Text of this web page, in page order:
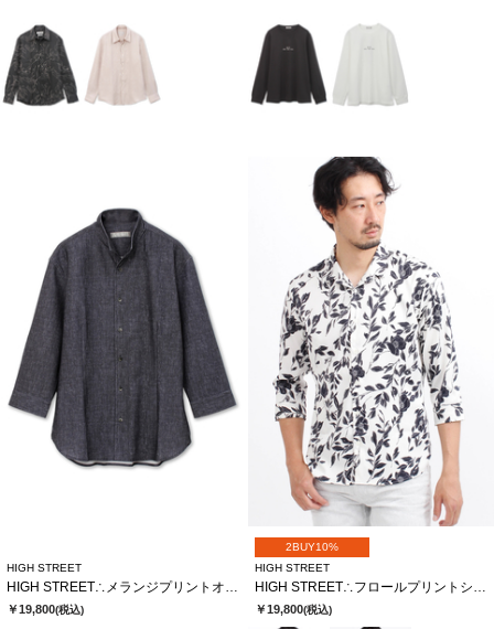
HIGH STREET
￥19,800(税込)
2BUY10%
HIGH STREET
￥19,800(税込)